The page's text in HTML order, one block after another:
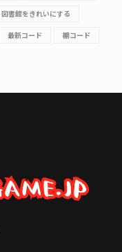
図書館をきれいにする
最新コード 棚コード